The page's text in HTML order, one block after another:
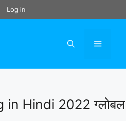
Log in
Menu
in Hindi 2022 ग्लोबल